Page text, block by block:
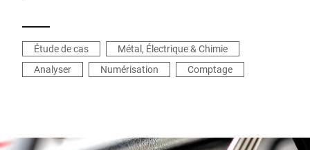
Étude de cas
Métal, Électrique & Chimie
Analyser
Numérisation Comptage